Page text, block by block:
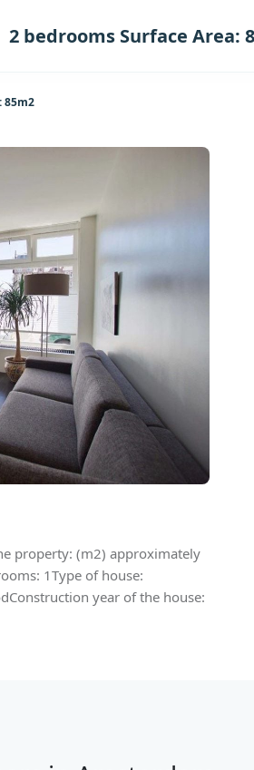
2 bedrooms Surface Area:
85m2
property: (m2) approximately
1Type of house:
year of the house: